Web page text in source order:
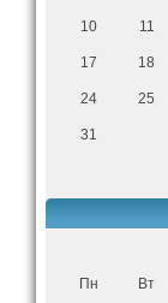
10 11
17 18
24 25
31
Пн Вт